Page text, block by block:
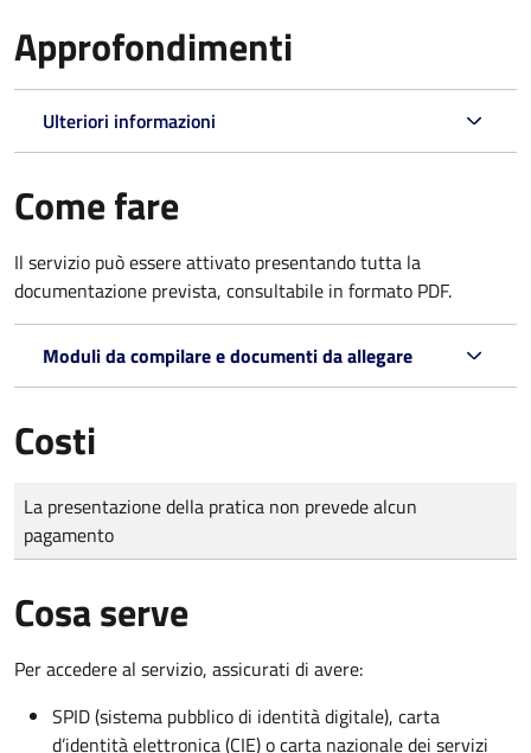
Approfondimenti
Ulteriori informazioni
Come fare
Il servizio può essere attivato presentando tutta la
documentazione prevista, consultabile in formato PDF.
Moduli da compilare e documenti da allegare
Costi
Tipo di pagamento
Importo
La presentazione della pratica non prevede alcun
pagamento
Cosa serve
Per accedere al servizio, assicurati di avere:
SPID (sistema pubblico di identità digitale), carta
d’identità elettronica (CIE) o carta nazionale dei servizi